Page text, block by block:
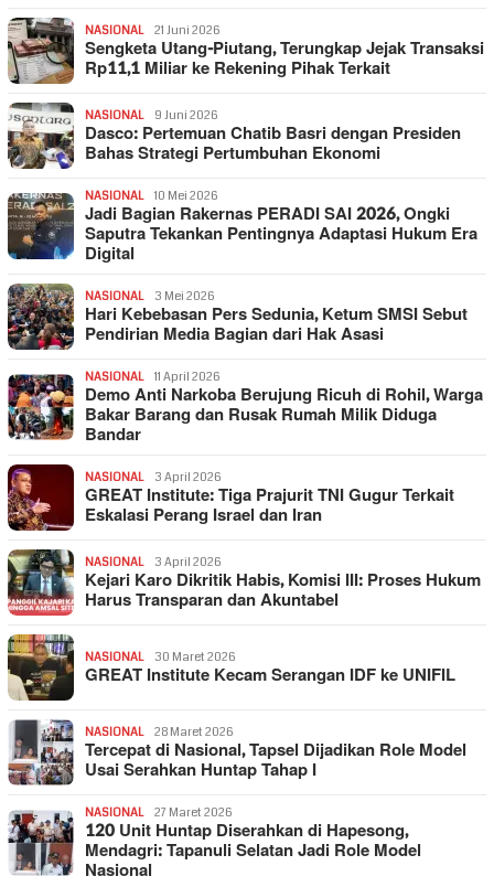
NASIONAL 21 Juni 2026
Sengketa Utang-Piutang, Terungkap Jejak Transaksi
Rp11,1 Miliar ke Rekening Pihak Terkait
NASIONAL 9 Juni 2026
Dasco: Pertemuan Chatib Basri dengan Presiden
Bahas Strategi Pertumbuhan Ekonomi
NASIONAL 10 Mei 2026
Jadi Bagian Rakernas PERADI SAI 2026, Ongki
Saputra Tekankan Pentingnya Adaptasi Hukum Era
Digital
NASIONAL 3 Mei 2026
Hari Kebebasan Pers Sedunia, Ketum SMSI Sebut
Pendirian Media Bagian dari Hak Asasi
NASIONAL 11 April 2026
Demo Anti Narkoba Berujung Ricuh di Rohil, Warga
Bakar Barang dan Rusak Rumah Milik Diduga
Bandar
NASIONAL 3 April 2026
GREAT Institute: Tiga Prajurit TNI Gugur Terkait
Eskalasi Perang Israel dan Iran
NASIONAL 3 April 2026
Kejari Karo Dikritik Habis, Komisi III: Proses Hukum
Harus Transparan dan Akuntabel
NASIONAL 30 Maret 2026
GREAT Institute Kecam Serangan IDF ke UNIFIL
NASIONAL 28 Maret 2026
Tercepat di Nasional, Tapsel Dijadikan Role Model
Usai Serahkan Huntap Tahap I
NASIONAL 27 Maret 2026
120 Unit Huntap Diserahkan di Hapesong,
Mendagri: Tapanuli Selatan Jadi Role Model
Nasional